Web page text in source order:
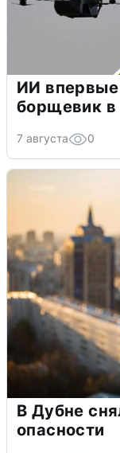
ИИ впервые
борщевик
7 августа 0
В Дубне
опасности